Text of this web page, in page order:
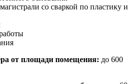
со сваркой по пластику и
от площади помещения: до 600